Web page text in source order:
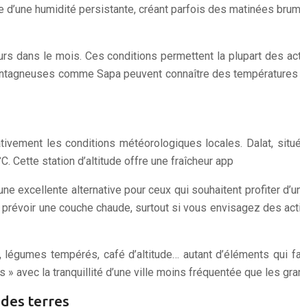
humidité persistante, créant parfois des matinées
dans le mois. Ces conditions permettent la plupart des
comme Sapa peuvent connaître des
les conditions météorologiques locales. Dalat,
Cette station d’altitude offre une fraîcheur app
excellente alternative pour ceux qui souhaitent profiter
une couche chaude, surtout si vous envisagez des
tempérés, café d’altitude… autant d’éléments qui
» avec la tranquillité d’une ville moins fréquentée que les
terres